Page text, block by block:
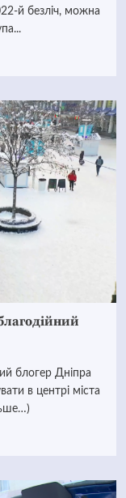
й безліч, можна
блогер Дніпра
в центрі міста